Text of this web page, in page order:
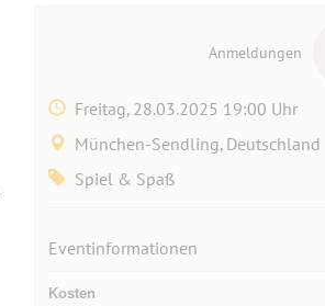
Anmeldungen
Freitag, 28.03.2025 19:00 Uhr
München-Sendling, Deutschland
Spiel & Spaß
Eventinformationen
Kosten